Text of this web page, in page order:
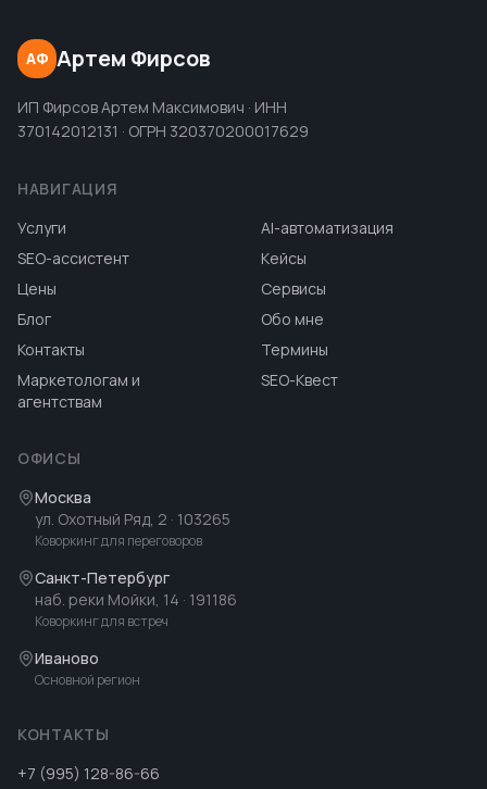
АФ Артем Фирсов
ИП Фирсов Артем Максимович · ИНН
370142012131 · ОГРН 320370200017629
НАВИГАЦИЯ
Услуги
AI-автоматизация
SEO-ассистент
Кейсы
Цены
Сервисы
Блог
Обо мне
Контакты
Термины
Маркетологам и
агентствам
SEO-Квест
ОФИСЫ
Москва
ул. Охотный Ряд, 2 · 103265
Коворкинг для переговоров
Санкт-Петербург
наб. реки Мойки, 14 · 191186
Коворкинг для встреч
Иваново
Основной регион
КОНТАКТЫ
+7 (995) 128-86-66